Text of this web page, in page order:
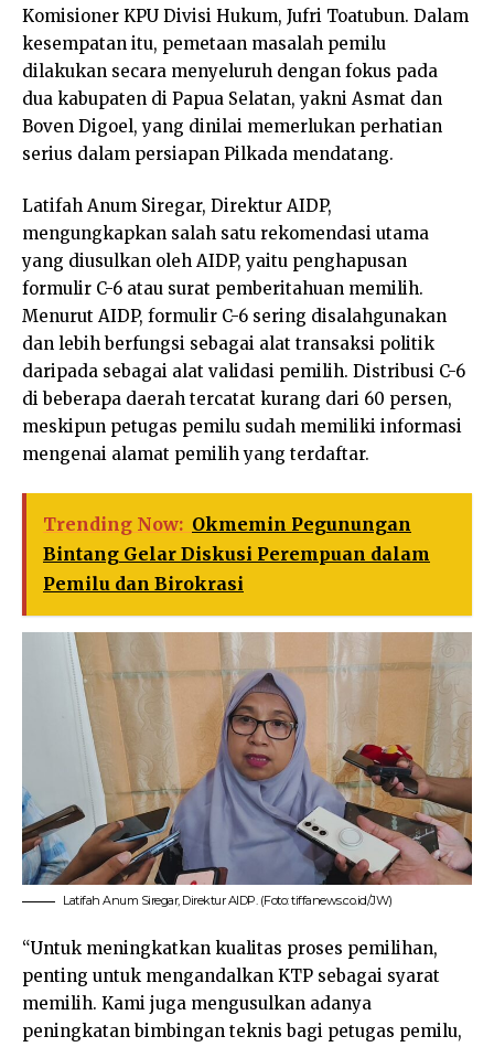
Komisioner KPU Divisi Hukum, Jufri Toatubun. Dalam
kesempatan itu, pemetaan masalah pemilu
dilakukan secara menyeluruh dengan fokus pada
dua kabupaten di Papua Selatan, yakni Asmat dan
Boven Digoel, yang dinilai memerlukan perhatian
serius dalam persiapan Pilkada mendatang.
Latifah Anum Siregar, Direktur AIDP,
mengungkapkan salah satu rekomendasi utama
yang diusulkan oleh AIDP, yaitu penghapusan
formulir C-6 atau surat pemberitahuan memilih.
Menurut AIDP, formulir C-6 sering disalahgunakan
dan lebih berfungsi sebagai alat transaksi politik
daripada sebagai alat validasi pemilih. Distribusi C-6
di beberapa daerah tercatat kurang dari 60 persen,
meskipun petugas pemilu sudah memiliki informasi
mengenai alamat pemilih yang terdaftar.
Trending Now: Okmemin Pegunungan
Bintang Gelar Diskusi Perempuan dalam
Pemilu dan Birokrasi
Latifah Anum Siregar, Direktur AIDP. (Foto: tiffanews.co.id/JW)
“Untuk meningkatkan kualitas proses pemilihan,
penting untuk mengandalkan KTP sebagai syarat
memilih. Kami juga mengusulkan adanya
peningkatan bimbingan teknis bagi petugas pemilu,